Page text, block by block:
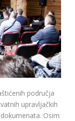
područja
upravljačkih
Osim